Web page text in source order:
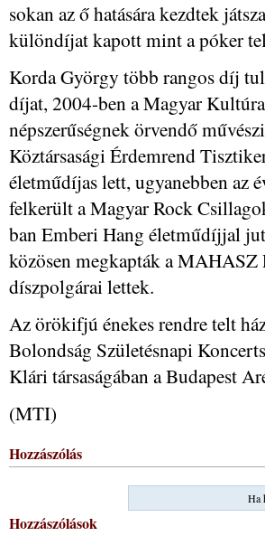
sokan az ő hatására kezdtek
különdíjat kapott mint a póker
Korda György több rangos díj
díjat, 2004-ben a Magyar
népszerűségnek örvendő
Köztársasági Érdemrend
életműdíjas lett, ugyanebben az
felkerült a Magyar Rock
ban Emberi Hang életműdíjjal
közösen megkapták a
díszpolgárai lettek.
Az örökifjú énekes rendre telt
Bolondság Születésnapi
Klári társaságában a Budapest
(MTI)
Hozzászólás
Ha
Hozzászólások